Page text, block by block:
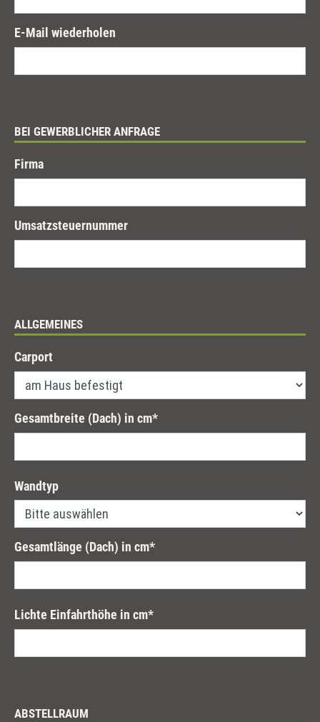
E-Mail wiederholen
BEI GEWERBLICHER ANFRAGE
Firma
Umsatzsteuernummer
ALLGEMEINES
Carport
Gesamtbreite (Dach) in cm*
Wandtyp
Gesamtlänge (Dach) in cm*
Lichte Einfahrthöhe in cm*
ABSTELLRAUM